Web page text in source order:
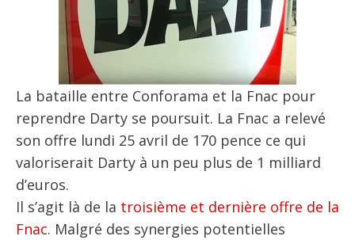
La bataille entre Conforama et la Fnac pour
reprendre Darty se poursuit. La Fnac a relevé
son offre lundi 25 avril de 170 pence ce qui
valoriserait Darty à un peu plus de 1 milliard
d’euros.
Il s’agit là de la troisième et dernière offre de la
Fnac. Malgré des synergies potentielles